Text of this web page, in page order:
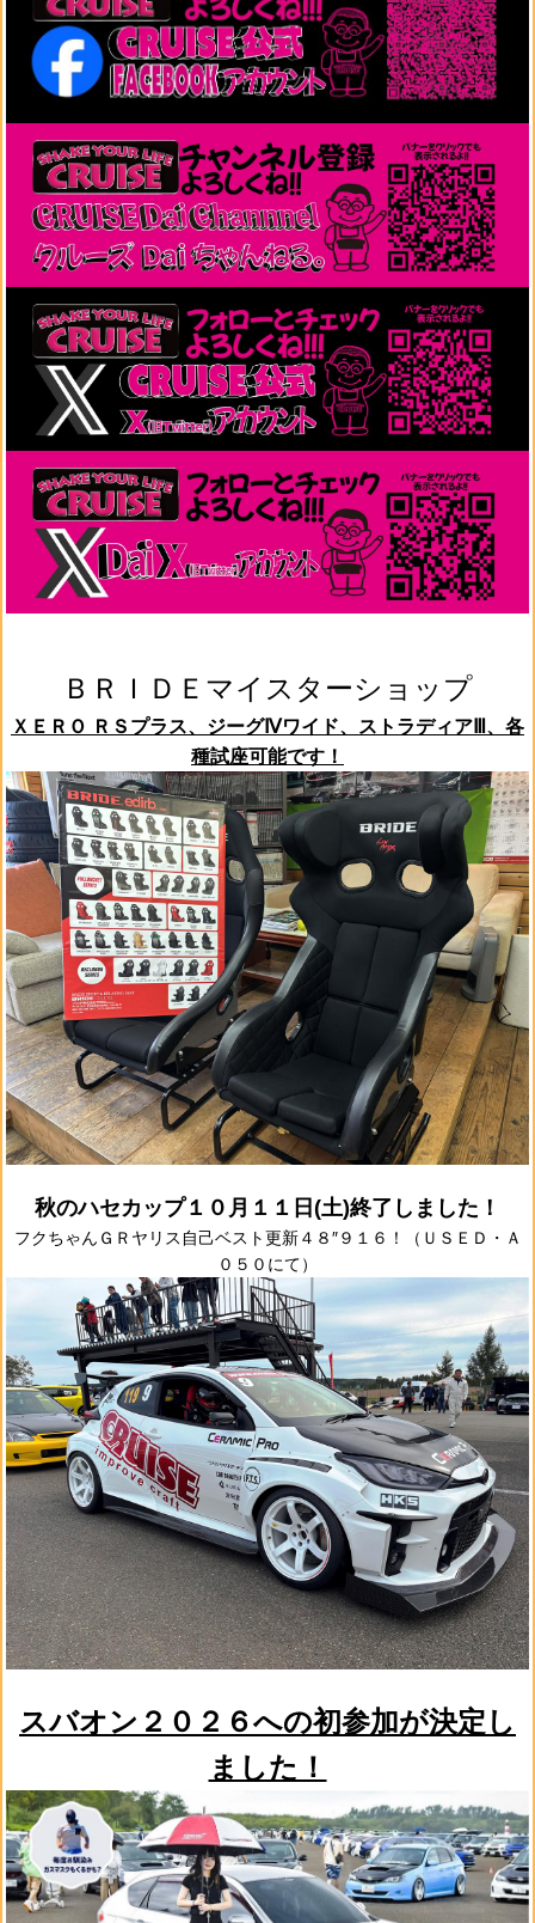
ＢＲＩＤＥマイスターショップ
ＸＥＲＯ ＲＳプラス、ジーグⅣワイド、ストラディアⅢ、各
種試座可能です！
秋のハセカップ１０月１１日(土)終了しました！
フクちゃんＧＲヤリス自己ベスト更新４８″９１６！（ＵＳＥＤ・Ａ
０５０にて）
スバオン２０２６への初参加が決定し
ました！